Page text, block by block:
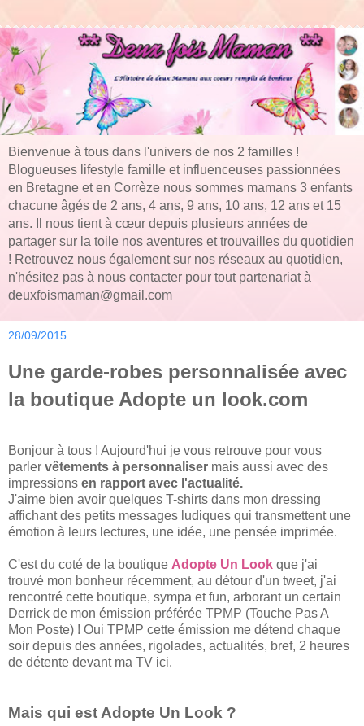
Bienvenue à tous dans l'univers de nos 2 familles !
Blogueuses lifestyle famille et influenceuses passionnées
en Bretagne et en Corrèze nous sommes mamans 3 enfants
chacune âgés de 2 ans, 4 ans, 9 ans, 10 ans, 12 ans et 15
ans. Il nous tient à cœur depuis plusieurs années de
partager sur la toile nos aventures et trouvailles du quotidien
! Retrouvez nous également sur nos réseaux au quotidien,
n'hésitez pas à nous contacter pour tout partenariat à
deuxfoismaman@gmail.com
28/09/2015
Une garde-robes personnalisée avec
la boutique Adopte un look.com
Bonjour à tous ! Aujourd'hui je vous retrouve pour vous
parler vêtements à personnaliser mais aussi avec des
impressions en rapport avec l'actualité.
J'aime bien avoir quelques T-shirts dans mon dressing
affichant des petits messages ludiques qui transmettent une
émotion à leurs lectures, une idée, une pensée imprimée.
C'est du coté de la boutique Adopte Un Look que j'ai
trouvé mon bonheur récemment, au détour d'un tweet, j'ai
rencontré cette boutique, sympa et fun, arborant un certain
Derrick de mon émission préférée TPMP (Touche Pas A
Mon Poste) ! Oui TPMP cette émission me détend chaque
soir depuis des années, rigolades, actualités, bref, 2 heures
de détente devant ma TV ici.
Mais qui est Adopte Un Look ?